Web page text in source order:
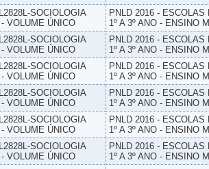
SOCIOLOGIA
VOLUME ÚNICO
PNLD 2016 -
1º A 3º ANO - ENSINO
SOCIOLOGIA
VOLUME ÚNICO
PNLD 2016 -
1º A 3º ANO - ENSINO
SOCIOLOGIA
VOLUME ÚNICO
PNLD 2016 -
1º A 3º ANO - ENSINO
SOCIOLOGIA
VOLUME ÚNICO
PNLD 2016 -
1º A 3º ANO - ENSINO
SOCIOLOGIA
VOLUME ÚNICO
PNLD 2016 -
1º A 3º ANO - ENSINO
SOCIOLOGIA
VOLUME ÚNICO
PNLD 2016 -
1º A 3º ANO - ENSINO